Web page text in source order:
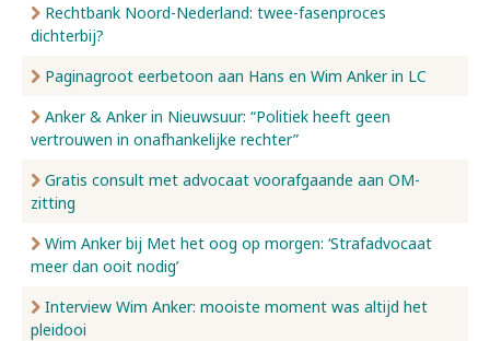
Rechtbank Noord-Nederland: twee-fasenproces
dichterbij?
Paginagroot eerbetoon aan Hans en Wim Anker in LC
Anker & Anker in Nieuwsuur: “Politiek heeft geen
vertrouwen in onafhankelijke rechter”
Gratis consult met advocaat voorafgaande aan OM-
zitting
Wim Anker bij Met het oog op morgen: ‘Strafadvocaat
meer dan ooit nodig’
Interview Wim Anker: mooiste moment was altijd het
pleidooi